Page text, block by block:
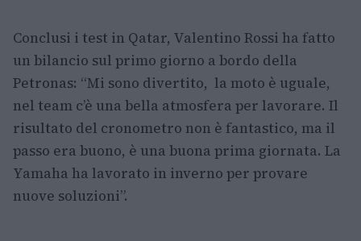
Conclusi i test in Qatar, Valentino Rossi ha fatto
un bilancio sul primo giorno a bordo della
Petronas: “Mi sono divertito, la moto è uguale,
nel team c’è una bella atmosfera per lavorare. Il
risultato del cronometro non è fantastico, ma il
passo era buono, è una buona prima giornata. La
Yamaha ha lavorato in inverno per provare
nuove soluzioni”.